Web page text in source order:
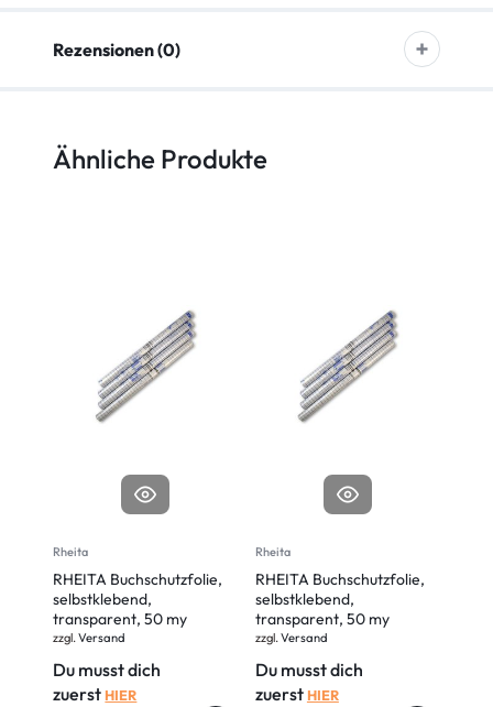
Rezensionen (0)
Ähnliche Produkte
Rheita
RHEITA Buchschutzfolie,
selbstklebend,
transparent, 50 my
zzgl.Versand
Du musst dich
zuerstHIER
Rheita
RHEITA Buchschutzfolie,
selbstklebend,
transparent, 50 my
zzgl.Versand
Du musst dich
zuerstHIER